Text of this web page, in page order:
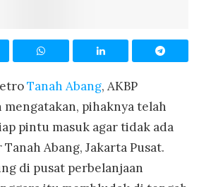
Tanah Abang, AKBP
mengatakan, pihaknya telah
pintu masuk agar tidak ada
Abang, Jakarta Pusat.
di pusat perbelanjaan